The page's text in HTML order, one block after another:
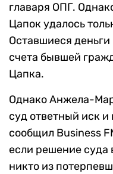
главаря ОПГ.
Цапок удалось
Оставшиеся
счета бывшей
Цапка.
Однако Анжела-
суд ответный иск
сообщил Business
если решение суда
никто из